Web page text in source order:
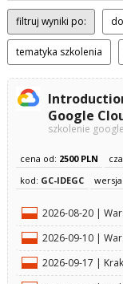
filtruj wyniki po:
tematyka szkolenia
Google
szkolenie
cena od: 2500 PLN
kod: GC-IDEGC wersja:
2026-08-20 |
2026-09-10 |
2026-09-17 |